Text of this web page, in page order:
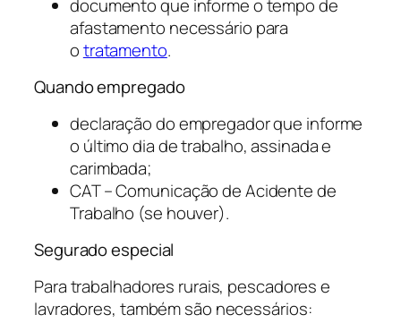
documento que informe o tempo de
afastamento necessário para
otratamento.
Quando empregado
declaração do empregador que informe
o último dia de trabalho, assinada e
carimbada;
CAT – Comunicação de Acidente de
Trabalho (se houver).
Segurado especial
Para trabalhadores rurais, pescadores e
lavradores, também são necessários: